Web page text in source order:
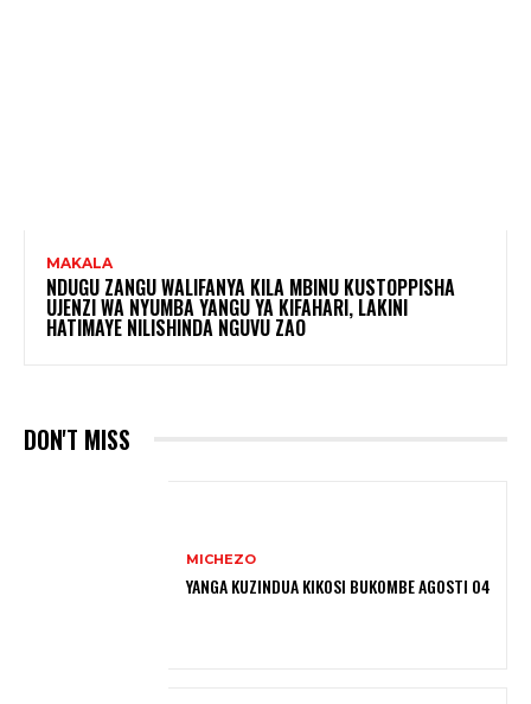
MAKALA
NDUGU ZANGU WALIFANYA KILA MBINU KUSTOPPISHA
UJENZI WA NYUMBA YANGU YA KIFAHARI, LAKINI
HATIMAYE NILISHINDA NGUVU ZAO
DON'T MISS
MICHEZO
YANGA KUZINDUA KIKOSI BUKOMBE AGOSTI 04